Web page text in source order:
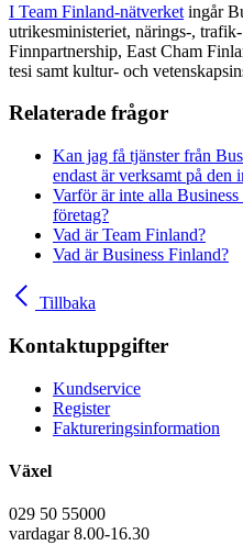
I Team Finland-nätverket ingår
utrikesministeriet, närings-,
Finnpartnership, East Cham
tesi samt kultur- och
Relaterade frågor
Kan jag få tjänster från
endast är verksamt på den
Varför är inte alla
företag?
Vad är Team Finland?
Vad är Business Finland?
Tillbaka
Kontaktuppgifter
Kundservice
Register
Faktureringsinformation
Växel
029 50 55000
vardagar 8.00-16.30